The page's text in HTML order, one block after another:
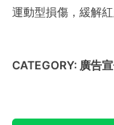
運動型損傷，緩解
CATEGORY: 廣告